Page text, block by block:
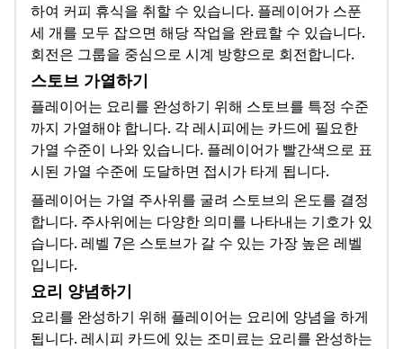
하여 커피 휴식을 취할 수 있습니다. 플레이어가 스푼
세 개를 모두 잡으면 해당 작업을 완료할 수 있습니다.
회전은 그룹을 중심으로 시계 방향으로 회전합니다.
스토브 가열하기
플레이어는 요리를 완성하기 위해 스토브를 특정 수준
까지 가열해야 합니다. 각 레시피에는 카드에 필요한
가열 수준이 나와 있습니다. 플레이어가 빨간색으로 표
시된 가열 수준에 도달하면 접시가 타게 됩니다.
플레이어는 가열 주사위를 굴려 스토브의 온도를 결정
합니다. 주사위에는 다양한 의미를 나타내는 기호가 있
습니다. 레벨 7은 스토브가 갈 수 있는 가장 높은 레벨
입니다.
요리 양념하기
요리를 완성하기 위해 플레이어는 요리에 양념을 하게
됩니다. 레시피 카드에 있는 조미료는 요리를 완성하는